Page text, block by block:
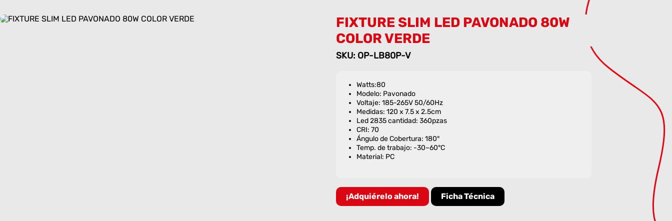
FIXTURE SLIM LED PAVONADO 80W
COLOR VERDE
SKU: OP-LB80P-V
Watts:80
Modelo: Pavonado
Voltaje: 185-265V 50/60Hz
Medidas: 120 x 7.5 x 2.5cm
Led 2835 cantidad: 360pzas
CRI: 70
Ángulo de Cobertura: 180°
Temp. de trabajo: -30~60°C
Material: PC
¡Adquiérelo ahora! Ficha Técnica